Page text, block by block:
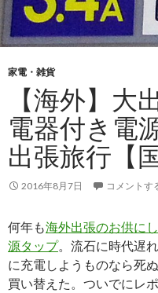
家電・雑貨
【海外】大
電器付き電
出張旅行【
2016年8月7日 コメントす
何年も海外出張のお供に
源タップ。流石に時代遅
に充電しようものなら死
買い替えた。ついでにレポ